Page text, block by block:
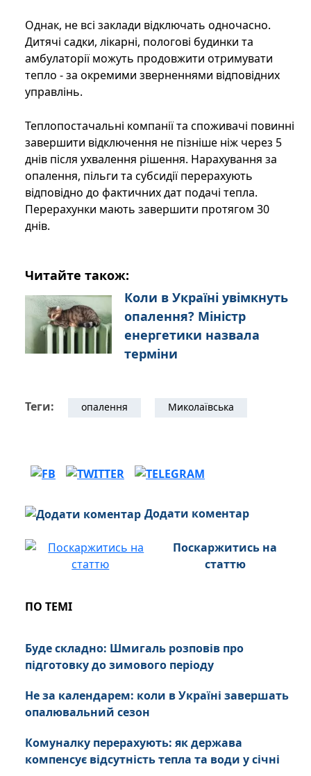
Однак, не всі заклади відключать одночасно.
Дитячі садки, лікарні, пологові будинки та
амбулаторії можуть продовжити отримувати
тепло - за окремими зверненнями відповідних
управлінь.
Теплопостачальні компанії та споживачі повинні
завершити відключення не пізніше ніж через 5
днів після ухвалення рішення. Нарахування за
опалення, пільги та субсидії перерахують
відповідно до фактичних дат подачі тепла.
Перерахунки мають завершити протягом 30
днів.
Читайте також:
Коли в Україні увімкнуть
опалення? Міністр
енергетики назвала
терміни
Теги: опалення Миколаївська
Додати коментар
Поскаржитись на
статтю
ПО ТЕМІ
Буде складно: Шмигаль розповів про
підготовку до зимового періоду
Не за календарем: коли в Україні завершать
опалювальний сезон
Комуналку перерахують: як держава
компенсує відсутність тепла та води у січні